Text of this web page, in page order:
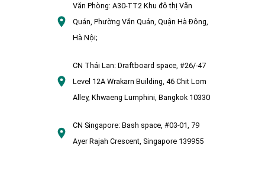
Văn Phòng:A30-TT2 Khu đô thị Văn
Quán, Phường Văn Quán, Quận Hà Đông,
Hà Nội;
CN Thái Lan: Draftboard space, #26/-47
Level 12A Wrakarn Building, 46 Chit Lom
Alley, Khwaeng Lumphini, Bangkok 10330
CN Singapore: Bash space, #03-01, 79
Ayer Rajah Crescent, Singapore 139955